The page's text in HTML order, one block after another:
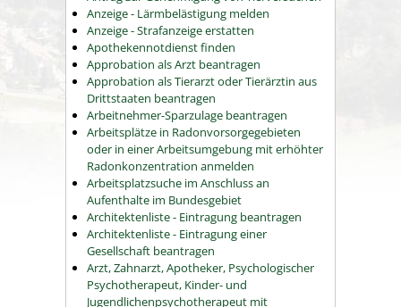
Anzeige - Lärmbelästigung melden
Anzeige - Strafanzeige erstatten
Apothekennotdienst finden
Approbation als Arzt beantragen
Approbation als Tierarzt oder Tierärztin aus
Drittstaaten beantragen
Arbeitnehmer-Sparzulage beantragen
Arbeitsplätze in Radonvorsorgegebieten
oder in einer Arbeitsumgebung mit erhöhter
Radonkonzentration anmelden
Arbeitsplatzsuche im Anschluss an
Aufenthalte im Bundesgebiet
Architektenliste - Eintragung beantragen
Architektenliste - Eintragung einer
Gesellschaft beantragen
Arzt, Zahnarzt, Apotheker, Psychologischer
Psychotherapeut, Kinder- und
Jugendlichenpsychotherapeut mit